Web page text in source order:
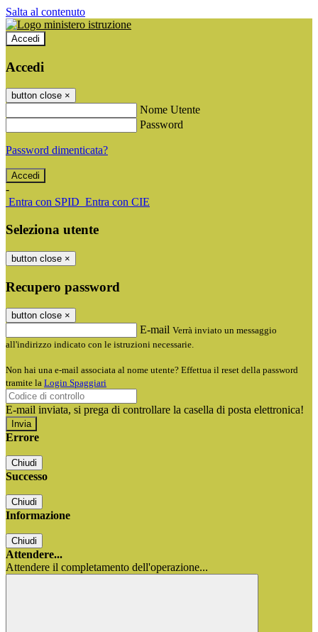
Salta al contenuto
Accedi
Accedi
button close ×
Nome Utente
Password
Password dimenticata?
-
Entra con SPID Entra con CIE
Seleziona utente
button close ×
Recupero password
button close ×
E-mail Verrà inviato un messaggio
all'indirizzo indicato con le istruzioni necessarie.
Non hai una e-mail associata al nome utente? Effettua il reset della password
tramite la Login Spaggiari
E-mail inviata, si prega di controllare la casella di posta elettronica!
Errore
Chiudi
Successo
Chiudi
Informazione
Chiudi
Attendere...
Attendere il completamento dell'operazione...